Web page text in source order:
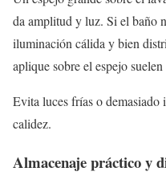
da amplitud y luz. Si el baño
iluminación cálida y bien
aplique sobre el espejo
Evita luces frías o demasiado
calidez.
Almacenaje práctico y